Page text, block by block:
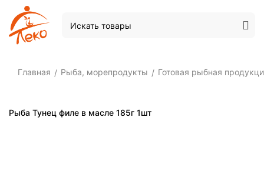
Главная / Рыба, морепродукты / Готовая рыбная
Рыба Тунец филе в масле 185г 1шт